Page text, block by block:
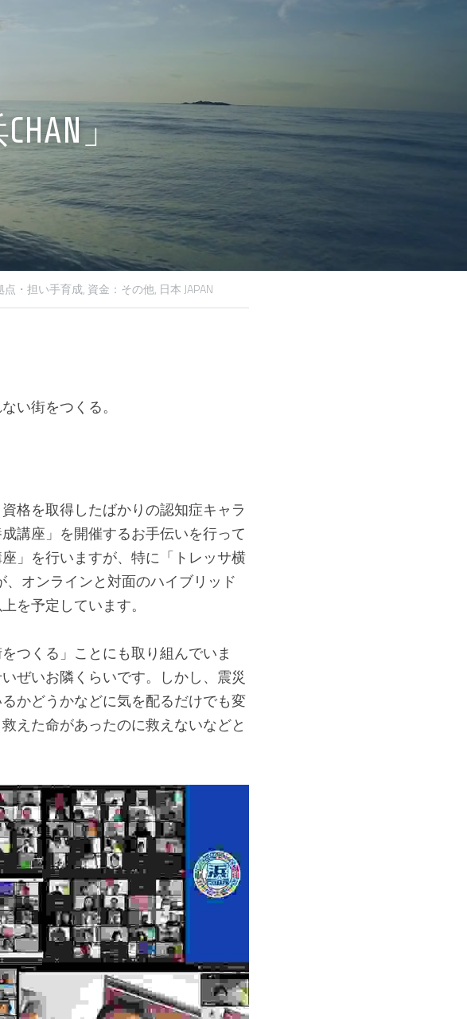
」
・担い手育成, 資金：その他, 日本 JAPAN
い街をつくる。
格を取得したばかりの認知症キャラ
講座」を開催するお手伝いを行って
」を行いますが、特に「トレッサ横
オンラインと対面のハイブリッド
を予定しています。
つくる」ことにも取り組んでいま
ぜいお隣くらいです。しかし、震災
かどうかなどに気を配るだけでも変
えた命があったのに救えないなどと